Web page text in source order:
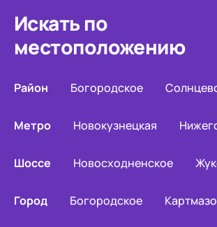
Искать по
местоположению
Район Богородское
Метро Новокузнецкая
Шоссе Новосходненское
Город Богородское